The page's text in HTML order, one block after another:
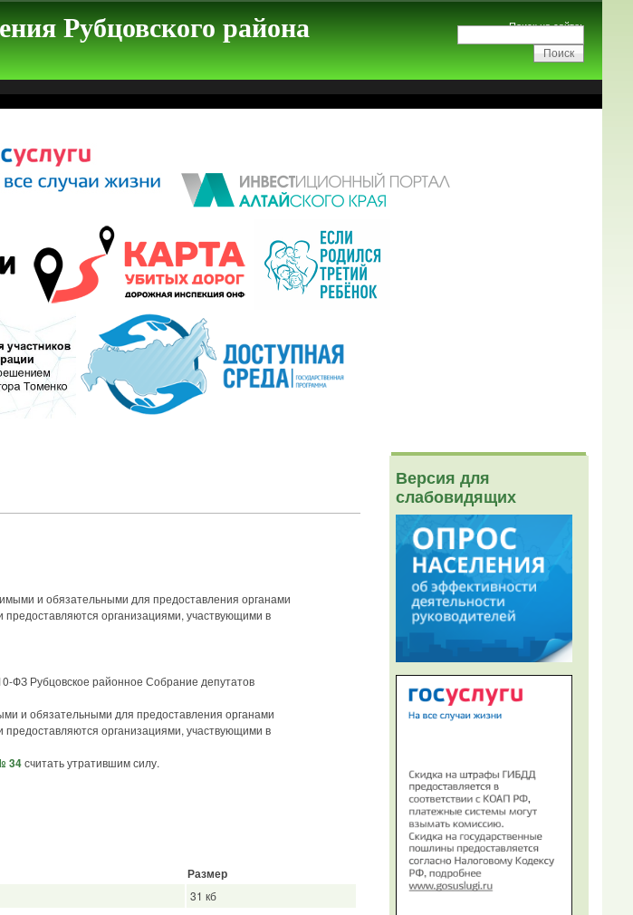
Рубцовского района Поиск на сайте:
и обязательными для предоставления органами
организациями, участвующими в
ФЗ Рубцовское районное Собрание депутатов
и обязательными для предоставления органами
организациями, участвующими в
34считать утратившим силу.
Размер
31 кб
Версия для
слабовидящих